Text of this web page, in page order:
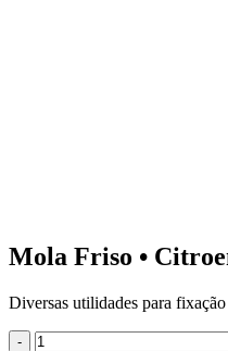
Mola Friso •
Diversas utilidades para
-